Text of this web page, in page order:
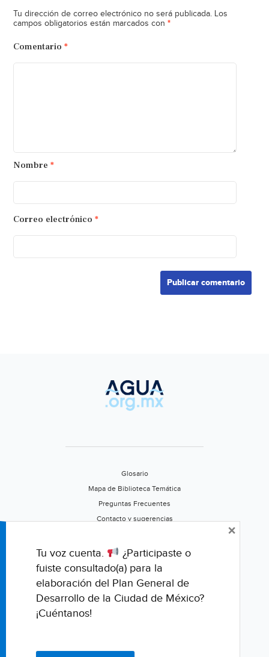
Tu dirección de correo electrónico no será publicada. Los
campos obligatorios están marcados con *
Comentario *
Nombre *
Correo electrónico *
Glosario
Mapa de Biblioteca Temática
Preguntas Frecuentes
Contacto y sugerencias
Califica este portal
Tu voz cuenta.
¿Participaste o
fuiste consultado(a) para la
elaboración del Plan General de
Desarrollo de la Ciudad de México?
¡Cuéntanos!
×